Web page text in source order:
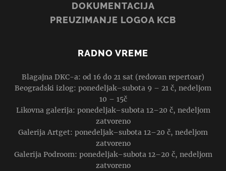
DOKUMENTACIJA
PREUZIMANJE LOGOA KCB
RADNO VREME
Blagajna DKC-a: od 16 do 21 sat (redovan repertoar)
Beogradski izlog: ponedeljak–subota 9 – 21 č, nedeljom
10 – 15č
Likovna galerija: ponedeljak–subota 12–20 č, nedeljom
zatvoreno
Galerija Artget: ponedeljak–subota 12–20 č, nedeljom
zatvoreno
Galerija Podroom: ponedeljak–subota 12–20 č, nedeljom
zatvoreno